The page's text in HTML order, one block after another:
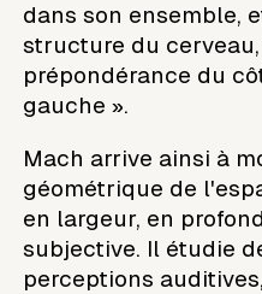
dans son ensemble,
structure du
prépondérance du
gauche ».
Mach arrive ainsi à
géométrique de
en largeur, en
subjective. Il étudie
perceptions